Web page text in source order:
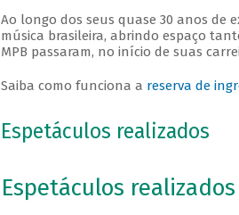
Ao longo dos seus quase 30 anos de
música brasileira, abrindo espaço
MPB passaram, no início de suas
Saiba como funciona a reserva de
Espetáculos realizados
Espetáculos realizados